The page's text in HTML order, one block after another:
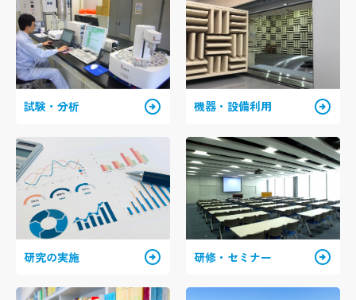
試験・分析 arrow_circle_right 機器・設備利用 arrow_circle_right
研究の実施 arrow_circle_right 研修・セミナー arrow_circle_right